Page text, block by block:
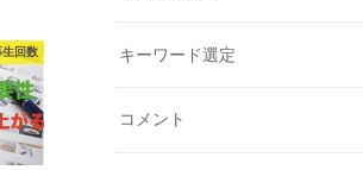
回数 キーワード選定
コメント